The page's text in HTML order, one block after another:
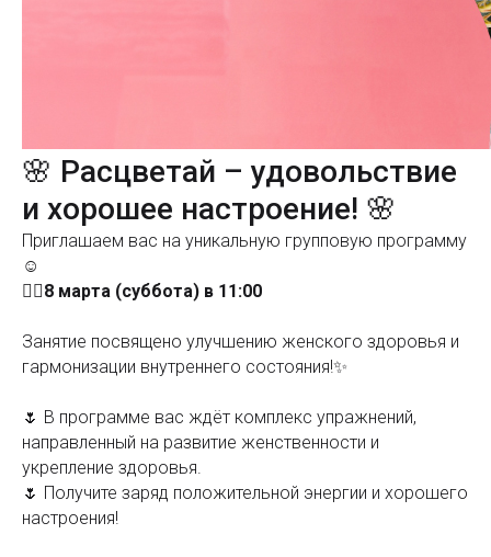
🌸 Расцветай – удовольствие
и хорошее настроение! 🌸
Приглашаем вас на уникальную групповую программу
☺️
👉🏻8 марта (суббота) в 11:00
Занятие посвящено улучшению женского здоровья и
гармонизации внутреннего состояния!✨
🌷 В программе вас ждёт комплекс упражнений,
направленный на развитие женственности и
укрепление здоровья.
🌷 Получите заряд положительной энергии и хорошего
настроения!